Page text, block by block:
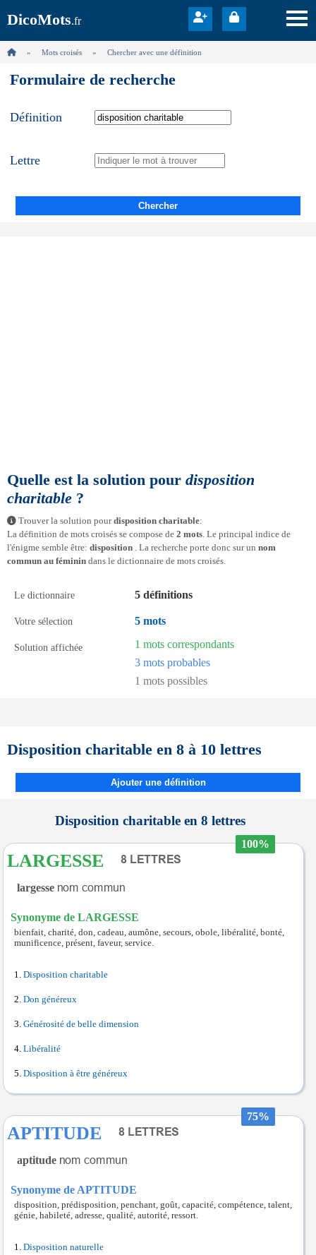
DicoMots.fr
Mots croisés Chercher avec une définition
Formulaire de recherche
Définition
Lettre
Chercher
Quelle est la solution pour disposition
charitable ?
Trouver la solution pourdisposition charitable:
La définition de mots croisés se compose de 2 mots. Le principal indice de
l'énigme semble être: disposition . La recherche porte donc sur un nom
commun au féminin dans le dictionnaire de mots croisés.
Le dictionnaire 5 définitions
Votre sélection 5 mots
Solution affichée
1 mots correspondants
3 mots probables
1 mots possibles
Disposition charitable en 8 à 10 lettres
Ajouter une définition
Disposition charitable en 8 lettres
100%
LARGESSE
largesse
Synonyme de LARGESSE
bienfait, charité, don, cadeau, aumône, secours, obole, libéralité, bonté,
munificence, présent, faveur, service.
Disposition charitable
Don généreux
Générosité de belle dimension
Libéralité
Disposition à être généreux
75%
APTITUDE
aptitude
Synonyme de APTITUDE
disposition, prédisposition, penchant, goût, capacité, compétence, talent,
génie, habileté, adresse, qualité, autorité, ressort.
Disposition naturelle